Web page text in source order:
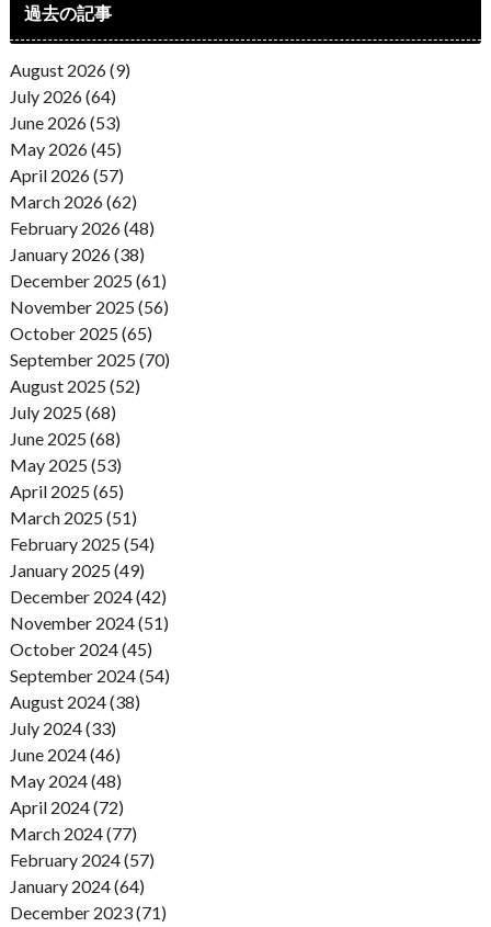
過去の記事
August 2026 (9)
July 2026 (64)
June 2026 (53)
May 2026 (45)
April 2026 (57)
March 2026 (62)
February 2026 (48)
January 2026 (38)
December 2025 (61)
November 2025 (56)
October 2025 (65)
September 2025 (70)
August 2025 (52)
July 2025 (68)
June 2025 (68)
May 2025 (53)
April 2025 (65)
March 2025 (51)
February 2025 (54)
January 2025 (49)
December 2024 (42)
November 2024 (51)
October 2024 (45)
September 2024 (54)
August 2024 (38)
July 2024 (33)
June 2024 (46)
May 2024 (48)
April 2024 (72)
March 2024 (77)
February 2024 (57)
January 2024 (64)
December 2023 (71)